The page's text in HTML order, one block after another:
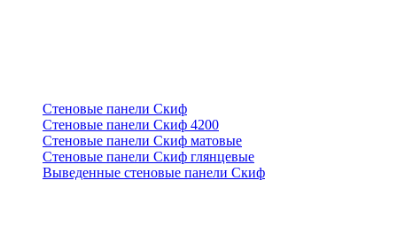
Стеновые панели Скиф
Стеновые панели Скиф 4200
Стеновые панели Скиф матовые
Стеновые панели Скиф глянцевые
Выведенные стеновые панели Скиф